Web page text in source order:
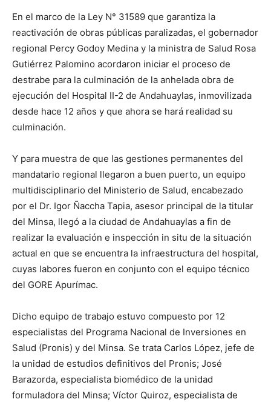
En el marco de la Ley N° 31589 que garantiza la
reactivación de obras públicas paralizadas, el gobernador
regional Percy Godoy Medina y la ministra de Salud Rosa
Gutiérrez Palomino acordaron iniciar el proceso de
destrabe para la culminación de la anhelada obra de
ejecución del Hospital II-2 de Andahuaylas, inmovilizada
desde hace 12 años y que ahora se hará realidad su
culminación.
Y para muestra de que las gestiones permanentes del
mandatario regional llegaron a buen puerto, un equipo
multidisciplinario del Ministerio de Salud, encabezado
por el Dr. Igor Ñaccha Tapia, asesor principal de la titular
del Minsa, llegó a la ciudad de Andahuaylas a fin de
realizar la evaluación e inspección in situ de la situación
actual en que se encuentra la infraestructura del hospital,
cuyas labores fueron en conjunto con el equipo técnico
del GORE Apurímac.
Dicho equipo de trabajo estuvo compuesto por 12
especialistas del Programa Nacional de Inversiones en
Salud (Pronis) y del Minsa. Se trata Carlos López, jefe de
la unidad de estudios definitivos del Pronis; José
Barazorda, especialista biomédico de la unidad
formuladora del Minsa; Víctor Quiroz, especialista de